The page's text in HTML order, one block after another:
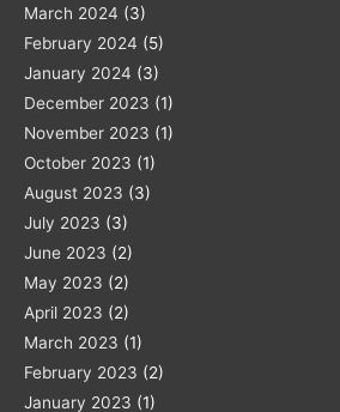
March 2024 (3)
February 2024 (5)
January 2024 (3)
December 2023 (1)
November 2023 (1)
October 2023 (1)
August 2023 (3)
July 2023 (3)
June 2023 (2)
May 2023 (2)
April 2023 (2)
March 2023 (1)
February 2023 (2)
January 2023 (1)